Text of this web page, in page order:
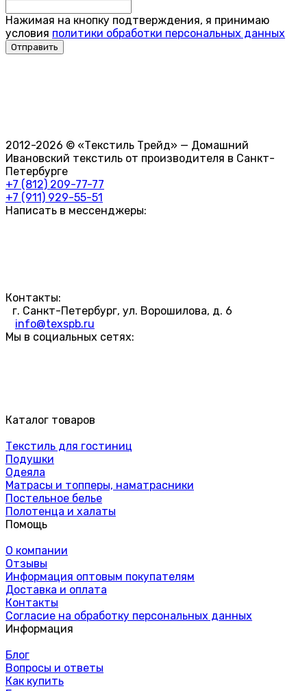
Нажимая на кнопку подтверждения, я принимаю
условия политики обработки персональных данных
2012-2026 © «Текстиль Трейд» — Домашний
Ивановский текстиль от производителя в Санкт-
Петербурге
+7 (812) 209-77-77
+7 (911) 929-55-51
Написать в мессенджеры:
Контакты:
г. Санкт-Петербург, ул. Ворошилова, д. 6
info@texspb.ru
Мы в социальных сетях:
Каталог товаров
Текстиль для гостиниц
Подушки
Одеяла
Матрасы и топперы, наматрасники
Постельное белье
Полотенца и халаты
Помощь
О компании
Отзывы
Информация оптовым покупателям
Доставка и оплата
Контакты
Согласие на обработку персональных данных
Информация
Блог
Вопросы и ответы
Как купить